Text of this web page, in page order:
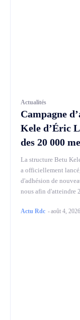
Actualités
Campagne
Kele d’Éric
des 20 000
La structure Betu
a officiellement
d'adhésion de
nous afin d'atteindre
Actu Rdc -août 4, 2026